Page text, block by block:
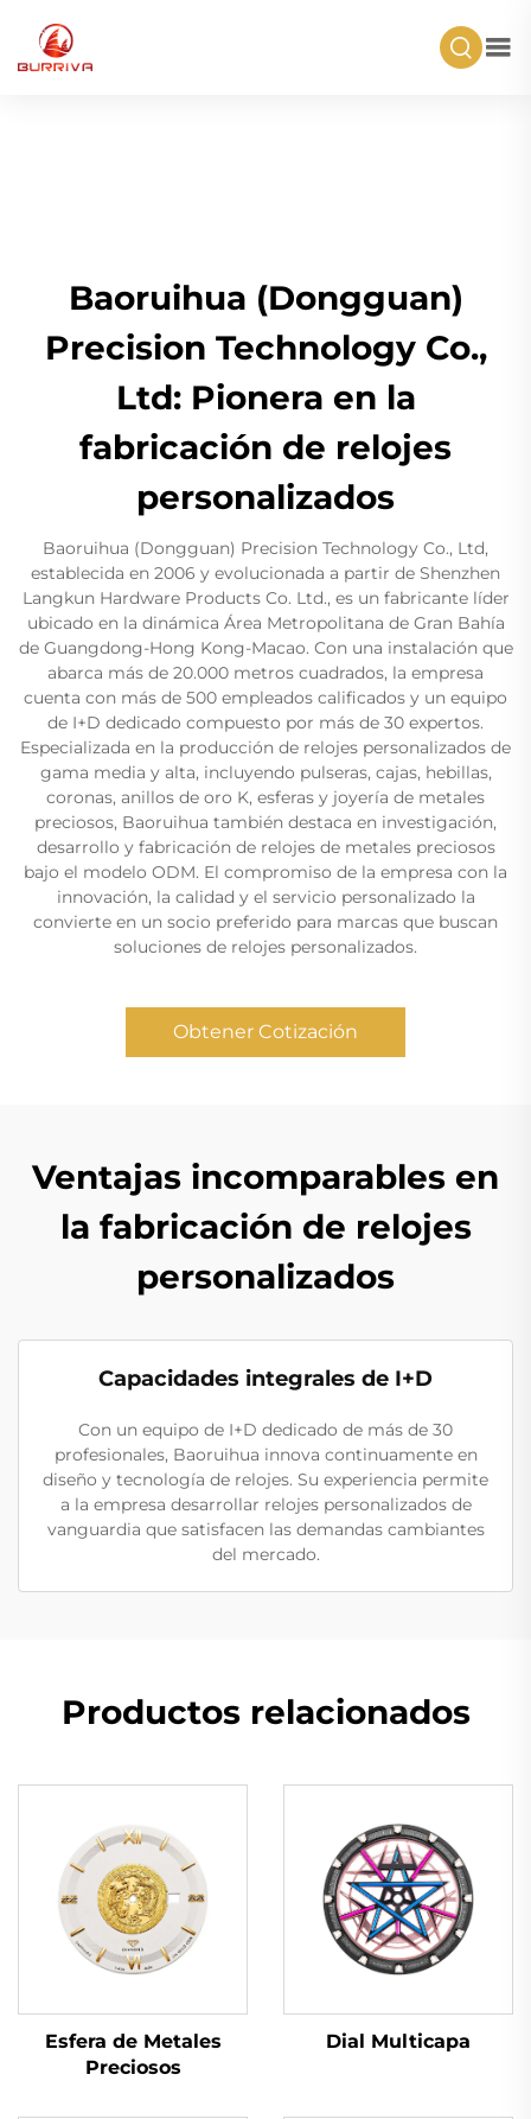
Baoruihua (Dongguan)
Precision Technology Co.,
Ltd: Pionera en la
fabricación de relojes
personalizados
Baoruihua (Dongguan) Precision Technology Co., Ltd,
establecida en 2006 y evolucionada a partir de Shenzhen
Langkun Hardware Products Co. Ltd., es un fabricante líder
ubicado en la dinámica Área Metropolitana de Gran Bahía
de Guangdong-Hong Kong-Macao. Con una instalación que
abarca más de 20.000 metros cuadrados, la empresa
cuenta con más de 500 empleados calificados y un equipo
de I+D dedicado compuesto por más de 30 expertos.
Especializada en la producción de relojes personalizados de
gama media y alta, incluyendo pulseras, cajas, hebillas,
coronas, anillos de oro K, esferas y joyería de metales
preciosos, Baoruihua también destaca en investigación,
desarrollo y fabricación de relojes de metales preciosos
bajo el modelo ODM. El compromiso de la empresa con la
innovación, la calidad y el servicio personalizado la
convierte en un socio preferido para marcas que buscan
soluciones de relojes personalizados.
Obtener Cotización
Ventajas incomparables en
la fabricación de relojes
personalizados
Capacidades integrales de I+D
Con un equipo de I+D dedicado de más de 30
profesionales, Baoruihua innova continuamente en
diseño y tecnología de relojes. Su experiencia permite
a la empresa desarrollar relojes personalizados de
vanguardia que satisfacen las demandas cambiantes
del mercado.
Productos relacionados
Esfera de Metales
Preciosos
Dial Multicapa